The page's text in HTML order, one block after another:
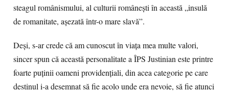
steagul românismului, al culturii româneşti în această „insulă
de romanitate, aşezată într-o mare slavă”.
Deşi, s-ar crede că am cunoscut în viaţa mea multe valori,
sincer spun că această personalitate a ÎPS Justinian este printre
foarte puţinii oameni providenţiali, din acea categorie pe care
destinul i-a desemnat să fie acolo unde era nevoie, să fie atunci